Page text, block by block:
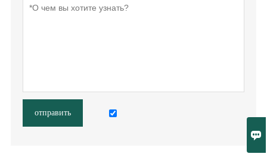

отправить